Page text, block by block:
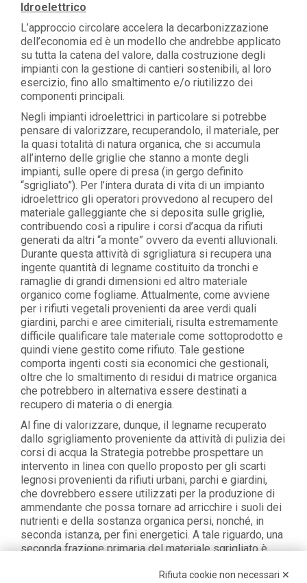
Idroelettrico
L’approccio circolare accelera la decarbonizzazione
dell’economia ed è un modello che andrebbe applicato
su tutta la catena del valore, dalla costruzione degli
impianti con la gestione di cantieri sostenibili, al loro
esercizio, fino allo smaltimento e/o riutilizzo dei
componenti principali.
Negli impianti idroelettrici in particolare si potrebbe
pensare di valorizzare, recuperandolo, il materiale, per
la quasi totalità di natura organica, che si accumula
all’interno delle griglie che stanno a monte degli
impianti, sulle opere di presa (in gergo definito
“sgrigliato”). Per l’intera durata di vita di un impianto
idroelettrico gli operatori provvedono al recupero del
materiale galleggiante che si deposita sulle griglie,
contribuendo così a ripulire i corsi d’acqua da rifiuti
generati da altri “a monte” ovvero da eventi alluvionali.
Durante questa attività di sgrigliatura si recupera una
ingente quantità di legname costituito da tronchi e
ramaglie di grandi dimensioni ed altro materiale
organico come fogliame. Attualmente, come avviene
per i rifiuti vegetali provenienti da aree verdi quali
giardini, parchi e aree cimiteriali, risulta estremamente
difficile qualificare tale materiale come sottoprodotto e
quindi viene gestito come rifiuto. Tale gestione
comporta ingenti costi sia economici che gestionali,
oltre che lo smaltimento di residui di matrice organica
che potrebbero in alternativa essere destinati a
recupero di materia o di energia.
Al fine di valorizzare, dunque, il legname recuperato
dallo sgrigliamento proveniente da attività di pulizia dei
corsi di acqua la Strategia potrebbe prospettare un
intervento in linea con quello proposto per gli scarti
legnosi provenienti da rifiuti urbani, parchi e giardini,
che dovrebbero essere utilizzati per la produzione di
ammendante che possa tornare ad arricchire i suoli dei
nutrienti e della sostanza organica persi, nonché, in
seconda istanza, per fini energetici. A tale riguardo, una
seconda frazione primaria del materiale sgrigliato è
riutilizzabili o riciclabili ma dal rilevante contenuto
Rifiuta cookie non necessari ✕